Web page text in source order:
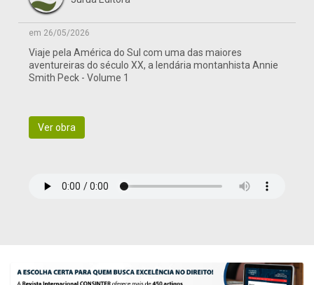
em 26/05/2026
Viaje pela América do Sul com uma das maiores
aventureiras do século XX, a lendária montanhista Annie
Smith Peck - Volume 1
Ver obra